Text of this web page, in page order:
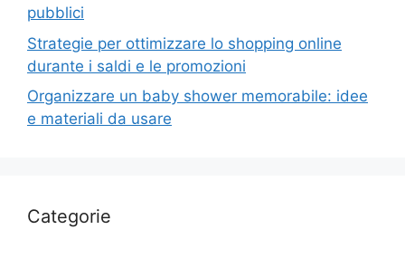
pubblici
Strategie per ottimizzare lo shopping online
durante i saldi e le promozioni
Organizzare un baby shower memorabile: idee
e materiali da usare
Categorie